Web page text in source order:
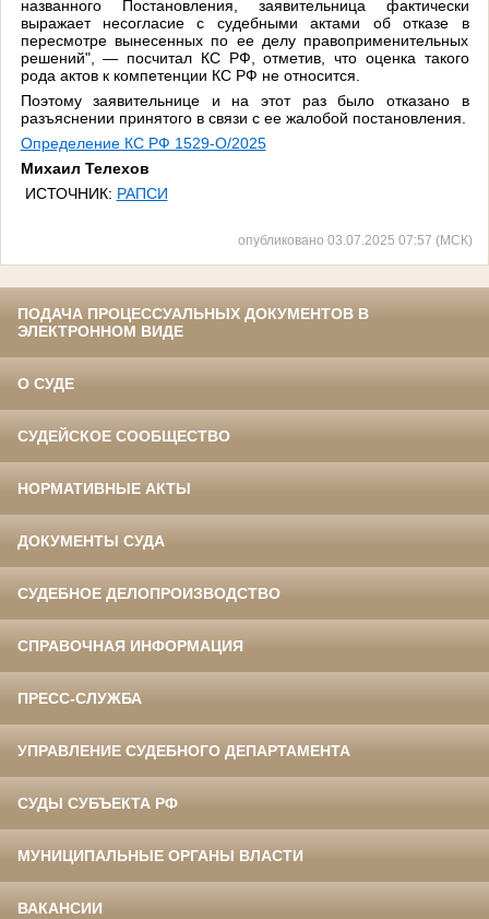
названного Постановления, заявительница фактически
выражает несогласие с судебными актами об отказе в
пересмотре вынесенных по ее делу правоприменительных
решений", — посчитал КС РФ, отметив, что оценка такого
рода актов к компетенции КС РФ не относится.
Поэтому заявительнице и на этот раз было отказано в
разъяснении принятого в связи с ее жалобой постановления.
Определение КС РФ 1529-О/2025
Михаил Телехов
ИСТОЧНИК: РАПСИ
опубликовано 03.07.2025 07:57 (МСК)
ПОДАЧА ПРОЦЕССУАЛЬНЫХ ДОКУМЕНТОВ В
ЭЛЕКТРОННОМ ВИДЕ
О СУДЕ
СУДЕЙСКОЕ СООБЩЕСТВО
НОРМАТИВНЫЕ АКТЫ
ДОКУМЕНТЫ СУДА
СУДЕБНОЕ ДЕЛОПРОИЗВОДСТВО
СПРАВОЧНАЯ ИНФОРМАЦИЯ
ПРЕСС-СЛУЖБА
УПРАВЛЕНИЕ СУДЕБНОГО ДЕПАРТАМЕНТА
СУДЫ СУБЪЕКТА РФ
МУНИЦИПАЛЬНЫЕ ОРГАНЫ ВЛАСТИ
ВАКАНСИИ